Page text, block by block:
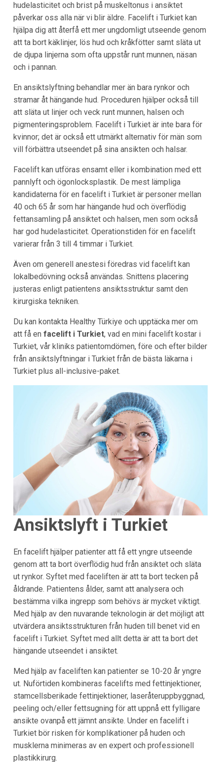
hudelasticitet och brist på muskeltonus i ansiktet
påverkar oss alla när vi blir äldre. Facelift i Turkiet kan
hjälpa dig att återfå ett mer ungdomligt utseende genom
att ta bort käklinjer, lös hud och kråkfötter samt släta ut
de djupa linjerna som ofta uppstår runt munnen, näsan
och i pannan.
En ansiktslyftning behandlar mer än bara rynkor och
stramar åt hängande hud. Proceduren hjälper också till
att släta ut linjer och veck runt munnen, halsen och
pigmenteringsproblem. Facelift i Turkiet är inte bara för
kvinnor; det är också ett utmärkt alternativ för män som
vill förbättra utseendet på sina ansikten och halsar.
Facelift kan utföras ensamt eller i kombination med ett
pannlyft och ögonlocksplastik. De mest lämpliga
kandidaterna för en facelift i Turkiet är personer mellan
40 och 65 år som har hängande hud och överflödig
fettansamling på ansiktet och halsen, men som också
har god hudelasticitet. Operationstiden för en facelift
varierar från 3 till 4 timmar i Turkiet.
Även om generell anestesi föredras vid facelift kan
lokalbedövning också användas. Snittens placering
justeras enligt patientens ansiktsstruktur samt den
kirurgiska tekniken.
Du kan kontakta Healthy Türkiye och upptäcka mer om
att få en facelift i Turkiet, vad en mini facelift kostar i
Turkiet, vår kliniks patientomdömen, före och efter bilder
från ansiktslyftningar i Turkiet från de bästa läkarna i
Turkiet plus all-inclusive-paket.
Ansiktslyft i Turkiet
En facelift hjälper patienter att få ett yngre utseende
genom att ta bort överflödig hud från ansiktet och släta
ut rynkor. Syftet med faceliften är att ta bort tecken på
åldrande. Patientens ålder, samt att analysera och
bestämma vilka ingrepp som behövs är mycket viktigt.
Med hjälp av den nuvarande teknologin är det möjligt att
utvärdera ansiktsstrukturen från huden till benet vid en
facelift i Turkiet. Syftet med allt detta är att ta bort det
hängande utseendet i ansiktet.
Med hjälp av faceliften kan patienter se 10-20 år yngre
ut. Nuförtiden kombineras facelifts med fettinjektioner,
stamcellsberikade fettinjektioner, laseråteruppbyggnad,
peeling och/eller fettsugning för att uppnå ett fylligare
ansikte ovanpå ett jämnt ansikte. Under en facelift i
Turkiet bör risken för komplikationer på huden och
musklerna minimeras av en expert och professionell
plastikkirurg.